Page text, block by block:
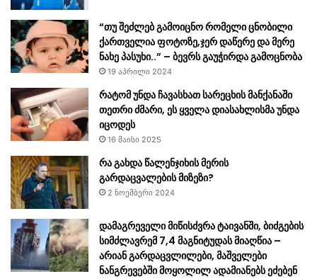
“თუ შეძლებ გამოიცნო რომელი ცნობილი
ქართველია ფოტოზე,ჯერ დაწერე და მერე
ნახე პასუხი..” – ბევრს გაუჭირდა გამოცნობა
19 აპრილი 2024
რატომ უნდა ჩავასხათ სარეცხის მანქანაში
თეთრი ძმარი, ეს ყველა დიასახლისმა უნდა
იცოდეს
16 მაისი 2025
რა გახდა წალენჯიხის მერის
გარდაცვალების მიზეზი?
2 ნოემბერი 2024
დამაგრეველი მიწისძვრა ტაივანში, ბიძგების
სიმძლავრემ 7,4 მაგნიტუდას მიაღწია –
არიან გარდაცვლილები, მაშველები
ნანგრევებში მოყოლილ ადამიანებს ეძებენ